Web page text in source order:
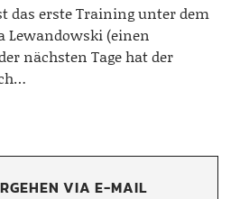
das erste Training unter dem
Lewandowski (einen
nächsten Tage hat der
VIA E-MAIL